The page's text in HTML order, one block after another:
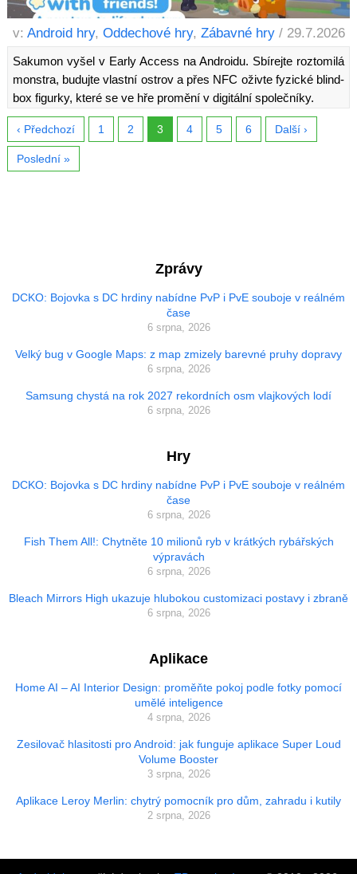
v: Android hry, Oddechové hry, Zábavné hry / 29.7.2026
Sakumon vyšel v Early Access na Androidu. Sbírejte roztomilá
monstra, budujte vlastní ostrov a přes NFC oživte fyzické blind-
box figurky, které se ve hře promění v digitální společníky.
‹ Předchozí 1 2 3 4 5 6 Další ›
Poslední »
Zprávy
DCKO: Bojovka s DC hrdiny nabídne PvP i PvE souboje v reálném
čase
6 srpna, 2026
Velký bug v Google Maps: z map zmizely barevné pruhy dopravy
6 srpna, 2026
Samsung chystá na rok 2027 rekordních osm vlajkových lodí
6 srpna, 2026
Hry
DCKO: Bojovka s DC hrdiny nabídne PvP i PvE souboje v reálném
čase
6 srpna, 2026
Fish Them All!: Chytněte 10 milionů ryb v krátkých rybářských
výpravách
6 srpna, 2026
Bleach Mirrors High ukazuje hlubokou customizaci postavy i zbraně
6 srpna, 2026
Aplikace
Home AI – AI Interior Design: proměňte pokoj podle fotky pomocí
umělé inteligence
4 srpna, 2026
Zesilovač hlasitosti pro Android: jak funguje aplikace Super Loud
Volume Booster
3 srpna, 2026
Aplikace Leroy Merlin: chytrý pomocník pro dům, zahradu i kutily
2 srpna, 2026